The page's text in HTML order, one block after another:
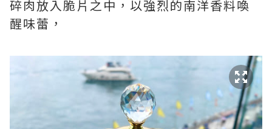
碎肉放入脆片之中，以強烈的南洋香料喚
醒味蕾，